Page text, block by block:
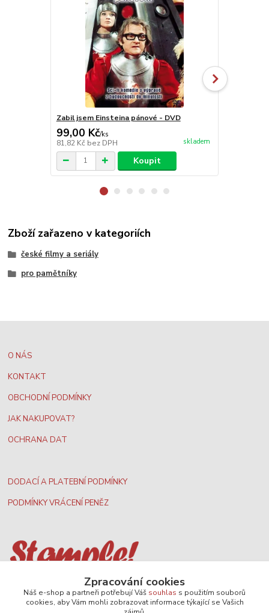
Zabil jsem Einsteina pánové - DVD
99,00 Kč/ks
81,82 Kč bez DPH skladem
Koupit
Zboží zařazeno v kategoriích
české filmy a seriály
pro pamětníky
O NÁS
KONTAKT
OBCHODNÍ PODMÍNKY
JAK NAKUPOVAT?
OCHRANA DAT
DODACÍ A PLATEBNÍ PODMÍNKY
PODMÍNKY VRÁCENÍ PENĚZ
Nejširší velkoobchodní nabídka dvd filmůZpracování cookies
Náš e-shop a partneři potřebují Váš souhlas s použitím souborů
cookies, aby Vám mohli zobrazovat informace týkající se Vašich